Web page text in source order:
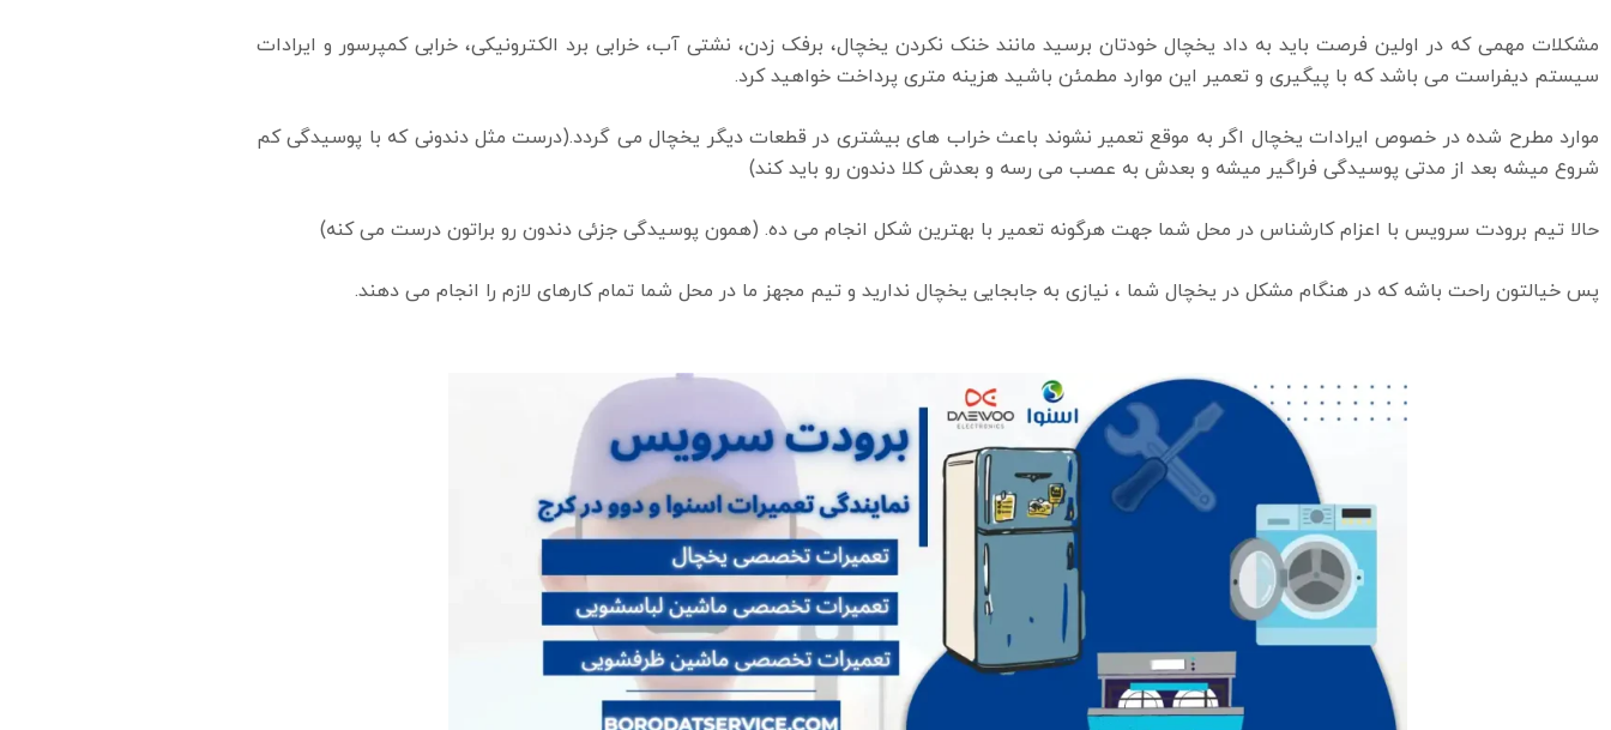
مشکلات مهمی که در اولین فرصت باید به داد یخچال خودتان برسید مانند خنک نکردن یخچال، برفک زدن، نشتی آب، خرابی برد الکترونیکی، خرابی کمپرسور و ایرادات
سیستم دیفراست می باشد که با پیگیری و تعمیر این موارد مطمئن باشید هزینه متری پرداخت خواهید کرد.
موارد مطرح شده در خصوص ایرادات یخچال اگر به موقع تعمیر نشوند باعث خراب های بیشتری در قطعات دیگر یخچال می گردد.(درست مثل دندونی که با پوسیدگی کم
شروع میشه بعد از مدتی پوسیدگی فراگیر میشه و بعدش به عصب می رسه و بعدش کلا دندون رو باید کند)
حالا تیم برودت سرویس با اعزام کارشناس در محل شما جهت هرگونه تعمیر با بهترین شکل انجام می ده. (همون پوسیدگی جزئی دندون رو براتون درست می کنه)
پس خیالتون راحت باشه که در هنگام مشکل در یخچال شما ، نیازی به جابجایی یخچال ندارید و تیم مجهز ما در محل شما تمام کارهای لازم را انجام می دهند.